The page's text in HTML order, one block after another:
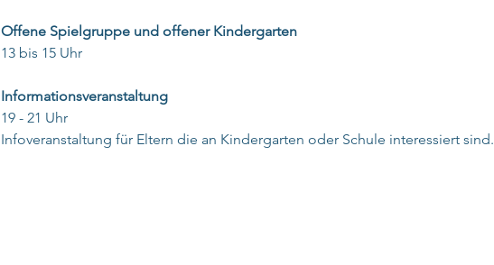
Offene Spielgruppe und offener Kindergarten
13 bis 15 Uhr
Informationsveranstaltung
19 - 21 Uhr
Infoveranstaltung für Eltern die an Kindergarten oder Schule interessiert sind.